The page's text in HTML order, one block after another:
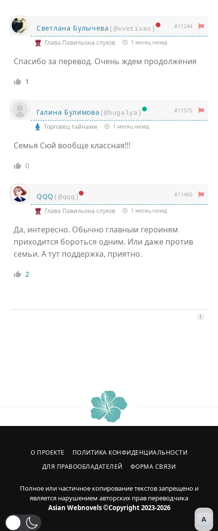
Светлана Булычева (@svetivas) #11244
Глава Павильона слухов 1 месяц назад
Спасибо за перевод. Очень ждем продолжения
1
Галина Булимова (@bugalya) #11375
Торговец тайнами 1 месяц назад
Семья Сюй вообще классная!!!
0
QQQ (@qqq) #11460
Глава Павильона слухов 1 месяц назад
Да, интересно. Обычно главным героиням
приходится бороться одним. Или даже против
семьи. А тут поддержка, приятно.
2
О ПРОЕКТЕ
ПОЛИТИКА КОНФИДЕНЦИАЛЬНОСТИ
ДЛЯ ПРАВООБЛАДАТЕЛЕЙ
ФОРМА СВЯЗИ
Полное или частичное копирование текстов запрещено и
является нарушением авторских прав переводчика
Asian Webnovels ©Copyright 2023-2026
A